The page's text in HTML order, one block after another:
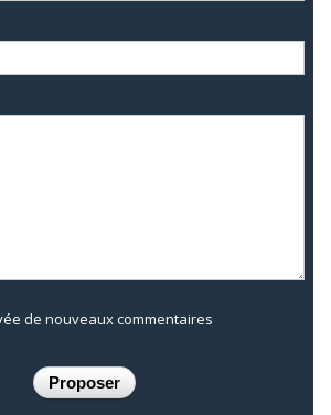
de nouveaux commentaires